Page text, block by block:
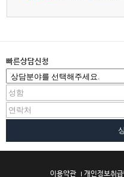
빠른상담신청
이용약관 개인정보취